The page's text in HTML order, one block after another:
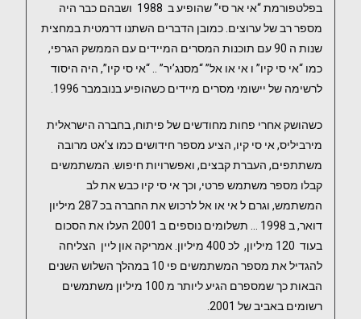
בפלטפורמת “אי אר סי” שהופיע ב 1988 ושבהם כבר היה
מספר רב של ערוצים. כמובן הדברים השתנו דרמטית במחצית
שנות ה 90 עם תוכנות המסרים המיידים עם הממשק הגרפי,
כמו “אי סי קיו” ו אי או אל” “מסנג’יר” .. “אי סי קיו”, היה היסוד
לרשימה של יישומי מסרים מיידים כשהופיע בנובמבר 1996.
כשהושק אחרי פחות מחודשים של פיתוח, בחברה הישראלית
מירביליס, אי סי קיו, הציע מספר חידושים כמו צ’אט מרובה
משתתפים, העברת קבצים, ואפשרויות חיפוש. המשתמשים
קבלו מספר משתמש פרטי, וכך אי סי קיו כבש את לב
המשתמש, וגרם ל אי או אל לרכוש את החברה בכ 287 מיליון
דואר, ב 1998 … תשלומים נוספים ב 2001 העלו את הסכום
בעוד 120 מיליון, לכ 400 מיליון. אמריקה און ליין הצליחה
להגדיל את מספר המשתמשים פי 10 במהלך השלוש השנים
הבאות כך שמספרם הגיע ליותר מ 100 מיליון משתמשים
רשומים באביב של 2001.